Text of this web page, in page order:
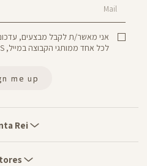
Rei
Panta Rei
stores
Mail
אני מאשר/ת לקבל מבצעים,
לכל אחד ממותגי הקבוצה במייל, SMS ושאר ערוצי המדיה.
me up